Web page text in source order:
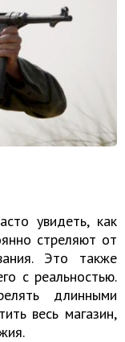
увидеть, как
стреляют от
Это также
с реальностью.
длинными
весь магазин,